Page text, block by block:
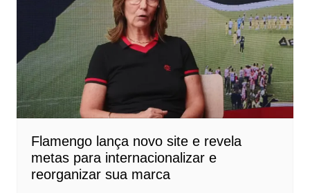
Flamengo lança novo site e revela
metas para internacionalizar e
reorganizar sua marca